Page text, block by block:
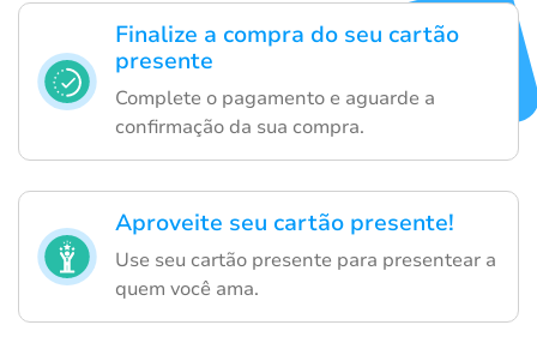
Finalize a compra do seu cartão
presente
Complete o pagamento e aguarde a
confirmação da sua compra.
Aproveite seu cartão presente!
Use seu cartão presente para presentear a
quem você ama.